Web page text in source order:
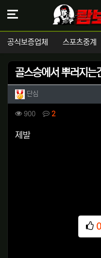
공식보증업체 스포츠중계
골스승에서 뿌러지는
작성자 정보
단심
컨텐츠 정보
900조회 2댓글
본문
제발
0